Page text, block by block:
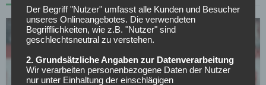
Der Begriff "Nutzer" umfasst alle Kunden und Besucher
unseres Onlineangebotes. Die verwendeten
Begrifflichkeiten, wie z.B. "Nutzer" sind
geschlechtsneutral zu verstehen.
2. Grundsätzliche Angaben zur Datenverarbeitung
Wir verarbeiten personenbezogene Daten der Nutzer
nur unter Einhaltung der einschlägigen